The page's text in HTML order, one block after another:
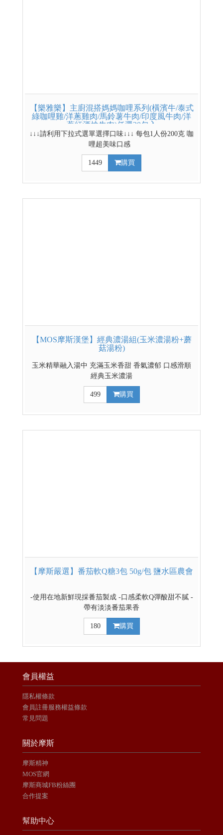
【樂雅樂】主廚混搭媽媽咖哩系列(橫濱牛/泰式
綠咖哩雞/洋蔥雞肉/馬鈴薯牛肉/印度風牛肉/洋
蔥紅酒燴牛肉)任選20包入
↓↓↓請利用下拉式選單選擇口味↓↓↓ 每包1人份200克 咖
哩超美味口感
1449 購買
【MOS摩斯漢堡】經典濃湯組(玉米濃湯粉+蘑
菇湯粉)
玉米精華融入湯中 充滿玉米香甜 香氣濃郁 口感滑順
經典玉米濃湯
499 購買
【摩斯嚴選】番茄軟Q糖3包 50g/包 鹽水區農會
-使用在地新鮮現採番茄製成 -口感柔軟Q彈酸甜不膩 -
帶有淡淡番茄果香
180 購買
會員權益
隱私權條款
會員註冊服務權益條款
常見問題
關於摩斯
摩斯精神
MOS官網
摩斯商城FB粉絲團
合作提案
幫助中心